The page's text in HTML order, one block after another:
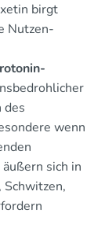
birgt
Nutzen-
des
wenn
sich in